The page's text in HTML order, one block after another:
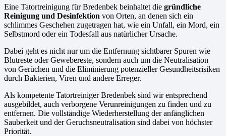
Eine Tatortreinigung für Bredenbek beinhaltet die gründliche
Reinigung und Desinfektion von Orten, an denen sich ein
schlimmes Geschehen zugetragen hat, wie ein Unfall, ein Mord, ein
Selbstmord oder ein Todesfall aus natürlicher Ursache.
Dabei geht es nicht nur um die Entfernung sichtbarer Spuren wie
Blutreste oder Gewebereste, sondern auch um die Neutralisation
von Gerüchen und die Eliminierung potenzieller Gesundheitsrisiken
durch Bakterien, Viren und andere Erreger.
Als kompetente Tatortreiniger Bredenbek sind wir entsprechend
ausgebildet, auch verborgene Verunreinigungen zu finden und zu
entfernen. Die vollständige Wiederherstellung der anfänglichen
Sauberkeit und der Geruchsneutralisation sind dabei von höchster
Priorität.